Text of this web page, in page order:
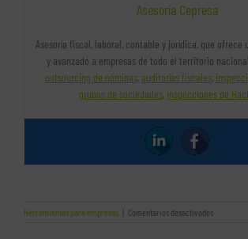
Asesoría Cepresa
Asesoría fiscal, laboral, contable y jurídica, que ofrece
y avanzado a empresas de todo el territorio
outsourcing de nóminas,auditorías fiscales,
grupos de sociedades, inspecciones de
Herramientas para empresas | Comentarios desactivadosen